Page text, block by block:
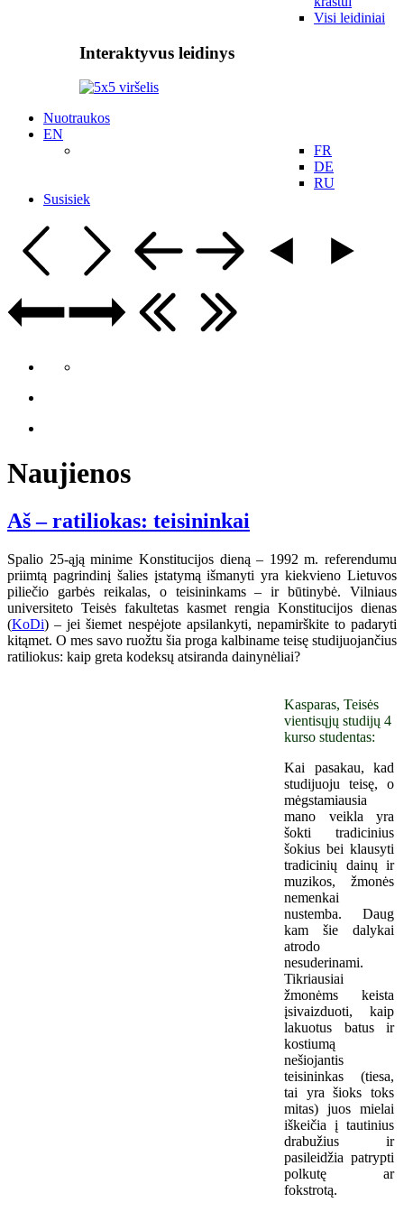
Visi leidiniai
Interaktyvus leidinys
Nuotraukos
EN
FR
DE
RU
Susisiek
Naujienos
Aš – ratiliokas: teisininkai
Spalio 25-ąją minime Konstitucijos dieną – 1992 m. referendumu
priimtą pagrindinį šalies įstatymą išmanyti yra kiekvieno Lietuvos
piliečio garbės reikalas, o teisininkams – ir būtinybė. Vilniaus
universiteto Teisės fakultetas kasmet rengia Konstitucijos dienas
(KoDi) – jei šiemet nespėjote apsilankyti, nepamirškite to padaryti
kitąmet. O mes savo ruožtu šia proga kalbiname teisę studijuojančius
ratiliokus: kaip greta kodeksų atsiranda dainynėliai?
Kasparas, Teisės
vientisųjų studijų 4
kurso studentas:
Kai pasakau, kad
studijuoju teisę, o
mėgstamiausia
mano veikla yra
šokti tradicinius
šokius bei klausyti
tradicinių dainų ir
muzikos, žmonės
nemenkai
nustemba. Daug
kam šie dalykai
atrodo
nesuderinami.
Tikriausiai
žmonėms keista
įsivaizduoti, kaip
lakuotus batus ir
kostiumą
nešiojantis
teisininkas (tiesa,
tai yra šioks toks
mitas) juos mielai
iškeičia į tautinius
drabužius ir
pasileidžia patrypti
polkutę ar
fokstrotą.